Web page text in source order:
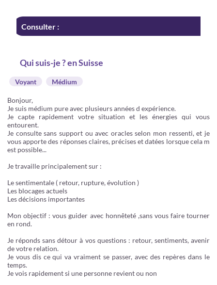
Consulter :
Qui suis-je ? en Suisse
Voyant Médium
Bonjour,
Je suis médium pure avec plusieurs années d expérience.
Je capte rapidement votre situation et les énergies qui vous
entourent.
Je consulte sans support ou avec oracles selon mon ressenti, et je
vous apporte des réponses claires, précises et datées lorsque cela m
est possible...
Je travaille principalement sur :
Le sentimentale ( retour, rupture, évolution )
Les blocages actuels
Les décisions importantes
Mon objectif : vous guider avec honnêteté ,sans vous faire tourner
en rond.
Je réponds sans détour à vos questions : retour, sentiments, avenir
de votre relation.
Je vous dis ce qui va vraiment se passer, avec des repères dans le
temps.
Je vois rapidement si une personne revient ou non